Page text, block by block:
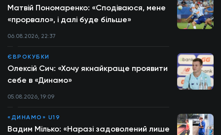
Матвій Пономаренко: «Сподіваюся, мене
«прорвало», і далі буде більше»
06.08.2026, 22:37
ЄВРОКУБКИ
Олексій Сич: «Хочу якнайкраще проявити
себе в «Динамо»
05.08.2026, 19:09
«ДИНАМО» U19
Вадим Мілько: «Наразі задоволений лише